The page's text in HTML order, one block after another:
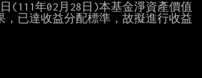
(111年02月28日)本基金淨資產價值
已達收益分配標準，故擬進行收益